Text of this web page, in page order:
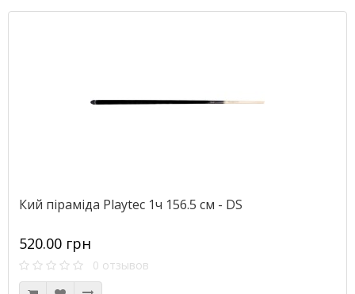
Кий піраміда Playtec 1ч 156.5 см - DS
520.00 грн
0 отзывов